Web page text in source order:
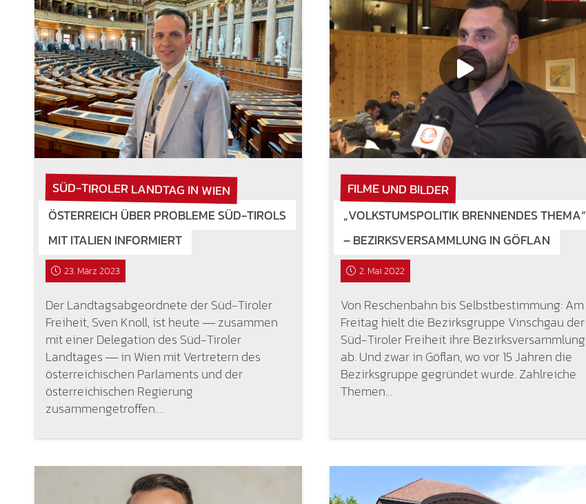
SÜD-TIROLER LANDTAG IN WIEN
ÖSTERREICH ÜBER PROBLEME SÜD-TIROLS
MIT ITALIEN INFORMIERT
23. März 2023
Der Landtagsabgeordnete der Süd-Tiroler
Freiheit, Sven Knoll, ist heute ― zusammen
mit einer Delegation des Süd-Tiroler
Landtages ― in Wien mit Vertretern des
österreichischen Parlaments und der
österreichischen Regierung
zusammengetroffen.…
FILME UND BILDER
„VOLKSTUMSPOLITIK BRENNENDES THEMA“
– BEZIRKSVERSAMMLUNG IN GÖFLAN
2. Mai 2022
Von Reschenbahn bis Selbstbestimmung: Am
Freitag hielt die Bezirksgruppe Vinschgau der
Süd-Tiroler Freiheit ihre Bezirksversammlung
ab. Und zwar in Göflan, wo vor 15 Jahren die
Bezirksgruppe gegründet wurde. Zahlreiche
Themen…